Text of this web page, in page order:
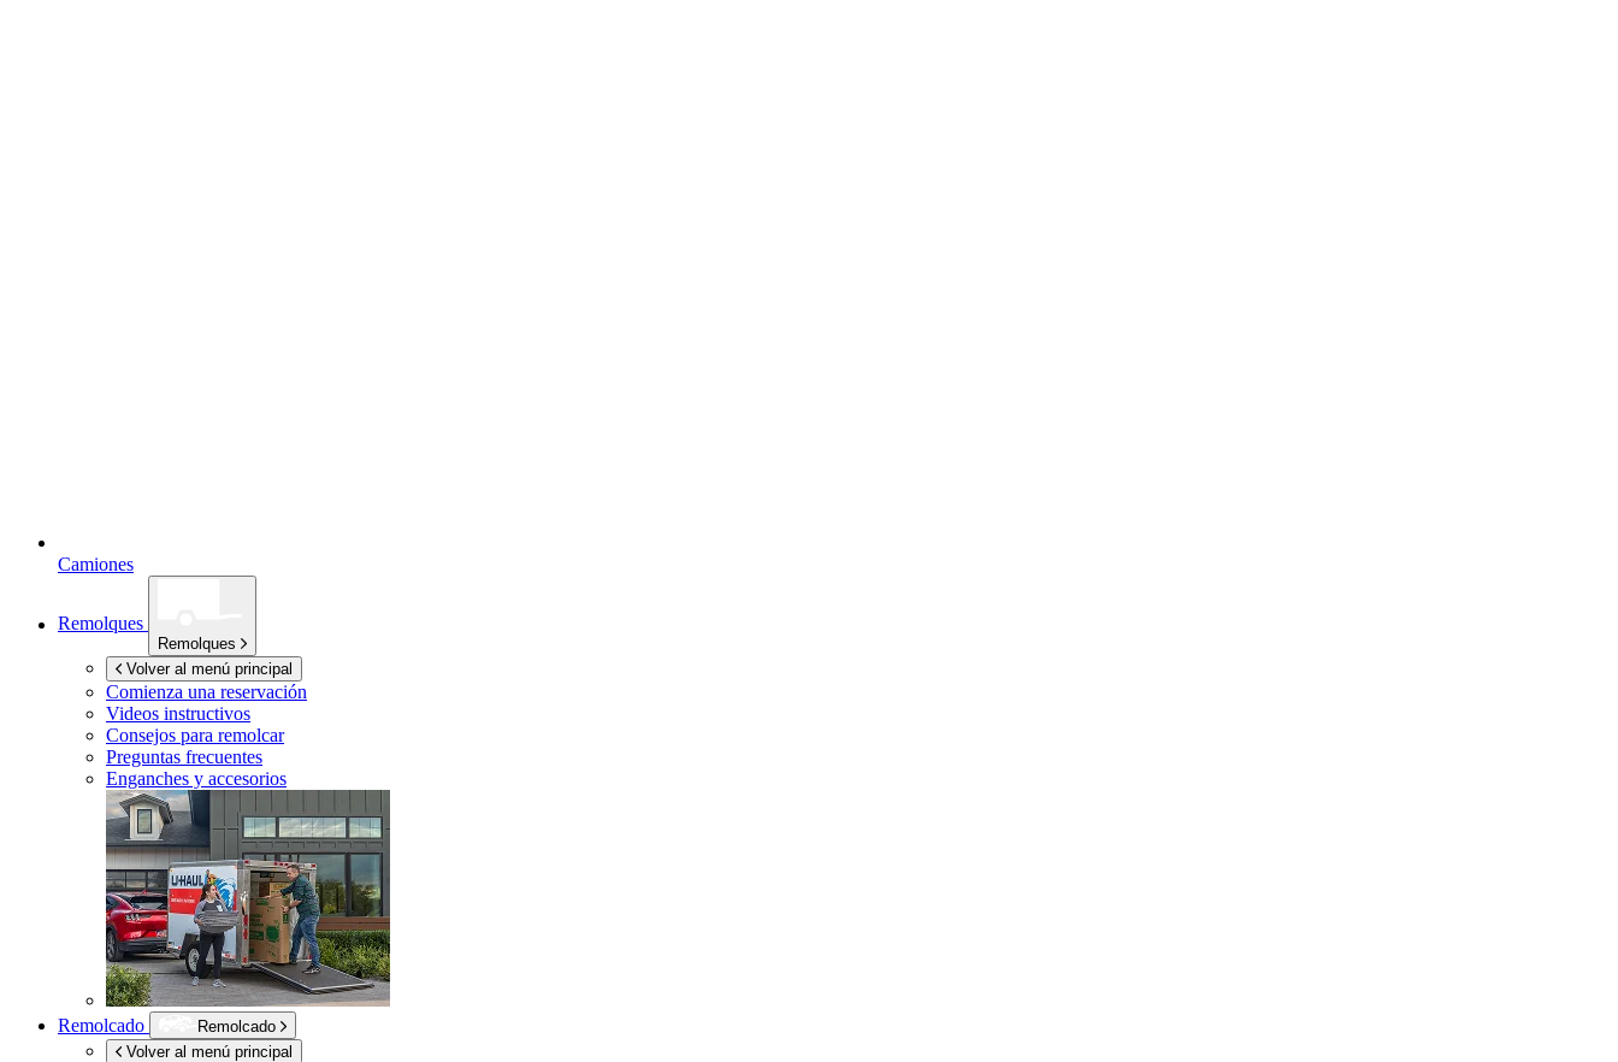
Camiones
Remolques
Remolques
Volver al menú principal
Comienza una reservación
Videos instructivos
Consejos para remolcar
Preguntas frecuentes
Enganches y accesorios
Remolcado
Remolcado
Volver al menú principal